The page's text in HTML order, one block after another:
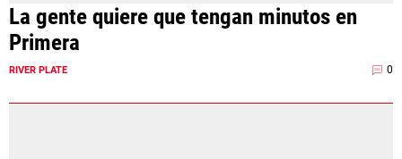
La gente quiere que tengan minutos en
Primera
RIVER PLATE 0